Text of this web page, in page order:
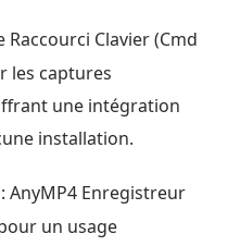
Raccourci Clavier (Cmd
les captures
une intégration
installation.
: AnyMP4 Enregistreur
un usage